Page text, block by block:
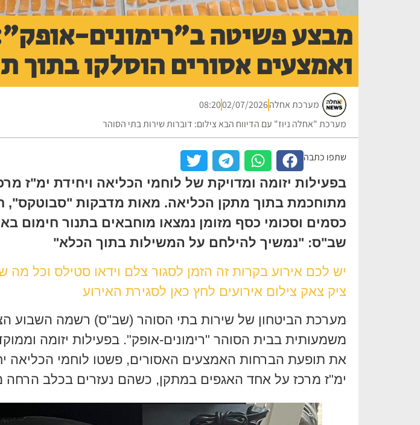
מבצע פשיטה ב"רימונים-
ואמצעים אסורים הוסלקו בתוך
מערכת אחלה02/07/2026
08:20
מערכת "אחלה ניוז" עם הדיווח הבא צילום: דוברות שירות בתי הסוהר
שתפו כתבה
בפעילות יזומה ומדויקת של לוחמי הכליאה ויחידת ימ"ז
מתוחכמת בתוך מתקן הכליאה. מאות מדבקות "סבוטקס",
כסמים וסכומי כסף מזומן נמצאו מוחבאים בתנור חימום
שב"ס: "נמשיך להילחם על המשילות בתוך הכלא"
יש לכם אירוע בקרות זה הזמן לסגור צלם וידאו סטילס וכל
ציק צאק צילום אירועים לחץ כאן לסגירת האירוע
מערכת הביטחון של שירות בתי הסוהר (שב"ס) רשמה השבוע
משמעותית בבית הסוהר "רימונים-אופק". בפעילות יזומה
את תופעת הברחות האמצעים האסורים, פשטו לוחמי הכליאה
ימ"ז מרכז על אחד האגפים במתקן, כשהם נעזרים בכלב הרחה